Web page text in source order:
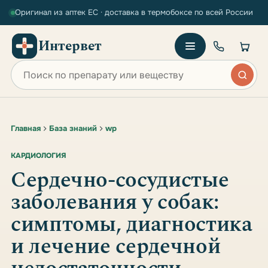
Оригинал из аптек ЕС · доставка в термобоксе по всей России
Интервет
Поиск по сайту
Главная База знаний wp
КАРДИОЛОГИЯ
Сердечно-сосудистые
заболевания у собак:
симптомы, диагностика
и лечение сердечной